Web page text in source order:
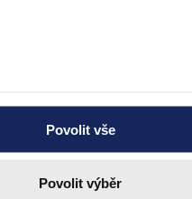
Povolit vše
Povolit výběr